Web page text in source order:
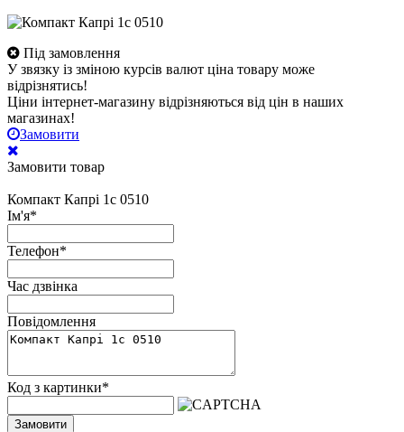
Під замовлення
У звязку із зміною курсів валют ціна товару може
відрізнятись!
Ціни інтернет-магазину відрізняються від цін в наших
магазинах!
Замовити
Замовити товар
Компакт Капрі 1с 0510
Ім'я*
Телефон*
Час дзвінка
Повідомлення
Код з картинки*
Замовити